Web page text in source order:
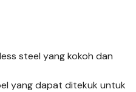
steel yang kokoh dan
yang dapat ditekuk untuk